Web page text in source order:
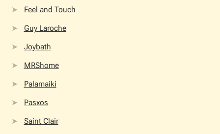
Feel and Touch
Guy Laroche
Joybath
MRShome
Palamaiki
Pasxos
Saint Clair